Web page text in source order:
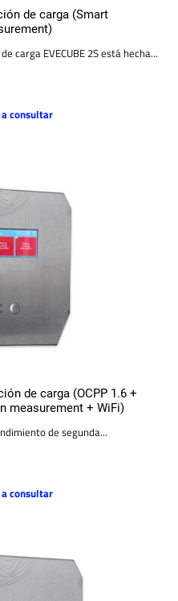
de carga (Smart
carga EVECUBE 2S está hecha...
consultar
de carga (OCPP 1.6 +
measurement + WiFi)
de segunda...
consultar